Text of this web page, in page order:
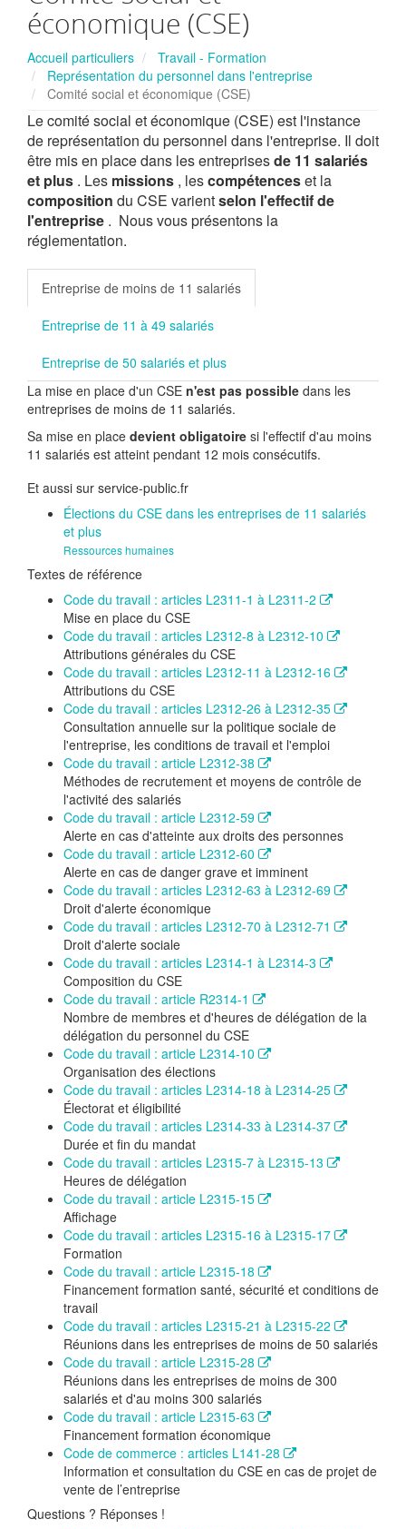
économique (CSE)
Accueil particuliers
Travail - Formation
Représentation du personnel dans l'entreprise
Comité social et économique (CSE)
Le comité social et économique (CSE) est l'instance
de représentation du personnel dans l'entreprise. Il doit
être mis en place dans les entreprisesde 11 salariés
et plus . Les missions , lescompétenceset la
composition du CSE varientselon l'effectif de
l'entreprise . Nous vous présentons la
réglementation.
Entreprise de moins de 11 salariés
Entreprise de 11 à 49 salariés
Entreprise de 50 salariés et plus
La mise en place d'un CSE n'est pas possible dans les
entreprises de moins de 11 salariés.
Sa mise en place devient obligatoire si l'effectif d'au moins
11 salariés est atteint pendant 12 mois consécutifs.
Et aussi sur service-public.fr
Élections du CSE dans les entreprises de 11 salariés
et plus
Ressources humaines
Textes de référence
Code du travail : articles L2311-1 à L2311-2
Mise en place du CSE
Code du travail : articles L2312-8 à L2312-10
Attributions générales du CSE
Code du travail : articles L2312-11 à L2312-16
Attributions du CSE
Code du travail : articles L2312-26 à L2312-35
Consultation annuelle sur la politique sociale de
l'entreprise, les conditions de travail et l'emploi
Code du travail : article L2312-38
Méthodes de recrutement et moyens de contrôle de
l'activité des salariés
Code du travail : article L2312-59
Alerte en cas d'atteinte aux droits des personnes
Code du travail : article L2312-60
Alerte en cas de danger grave et imminent
Code du travail : articles L2312-63 à L2312-69
Droit d'alerte économique
Code du travail : articles L2312-70 à L2312-71
Droit d'alerte sociale
Code du travail : articles L2314-1 à L2314-3
Composition du CSE
Code du travail : article R2314-1
Nombre de membres et d'heures de délégation de la
délégation du personnel du CSE
Code du travail : article L2314-10
Organisation des élections
Code du travail : articles L2314-18 à L2314-25
Électorat et éligibilité
Code du travail : articles L2314-33 à L2314-37
Durée et fin du mandat
Code du travail : articles L2315-7 à L2315-13
Heures de délégation
Code du travail : article L2315-15
Affichage
Code du travail : articles L2315-16 à L2315-17
Formation
Code du travail : article L2315-18
Financement formation santé, sécurité et conditions de
travail
Code du travail : articles L2315-21 à L2315-22
Réunions dans les entreprises de moins de 50 salariés
Code du travail : article L2315-28
Réunions dans les entreprises de moins de 300
salariés et d'au moins 300 salariés
Code du travail : article L2315-63
Financement formation économique
Code de commerce : articles L141-28
Information et consultation du CSE en cas de projet de
vente de l’entreprise
Questions ? Réponses !